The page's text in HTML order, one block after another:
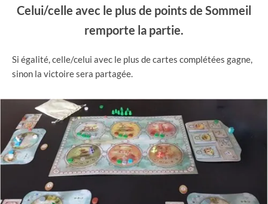
Celui/celle avec le plus de points de Sommeil
remporte la partie.
Si égalité, celle/celui avec le plus de cartes complétées gagne,
sinon la victoire sera partagée.